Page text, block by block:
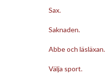
Sax.
Saknaden.
Abbe och läsläxan.
Välja sport.